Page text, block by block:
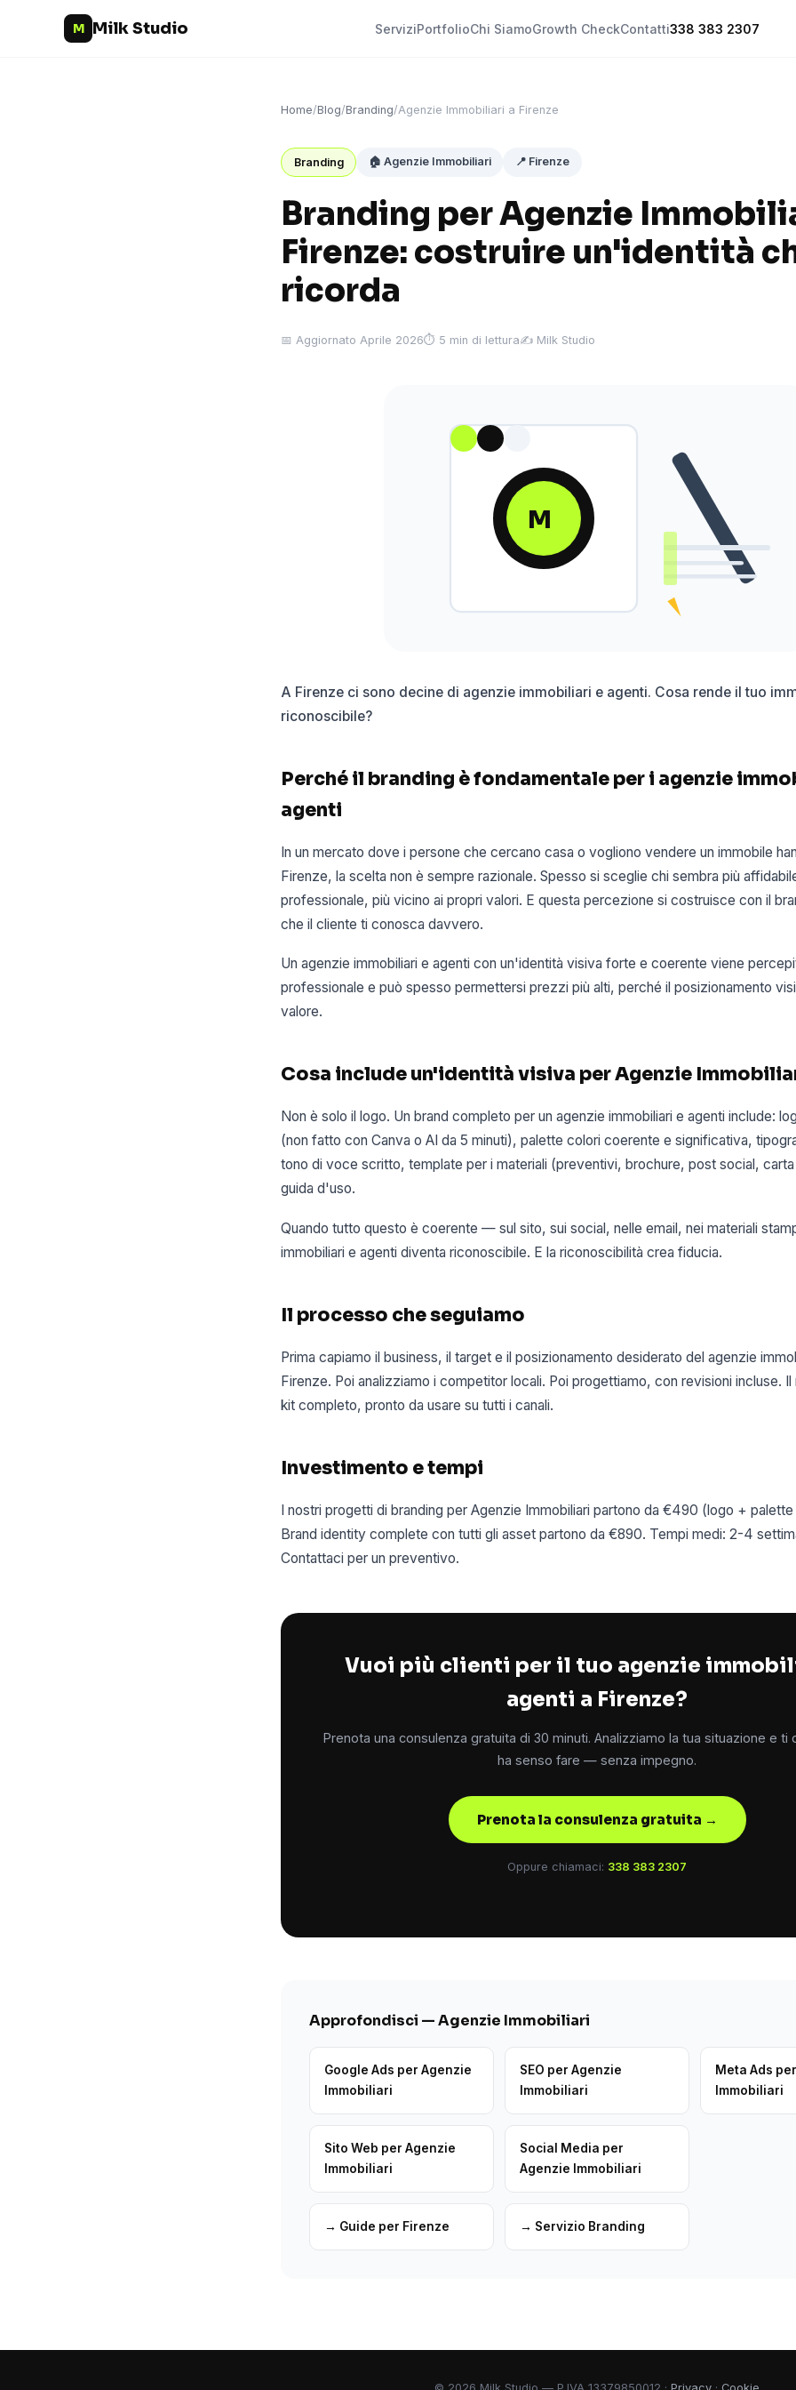
M Milk Studio ServiziPortfolioChi SiamoGrowth CheckContatti338 383 2307
Home/Blog/Branding/Agenzie Immobiliari a Firenze
Branding 🏠 Agenzie Immobiliari 📍 Firenze
Branding per Agenzie
Firenze: costruire un'identità
ricorda
📅 Aggiornato Aprile 2026⏱ 5 min di lettura✍️ Milk Studio
M
A Firenze ci sono decine di agenzie immobiliari e agenti. Cosa rende il tuo
riconoscibile?
Perché il branding è fondamentale per i agenzie
agenti
In un mercato dove i persone che cercano casa o vogliono vendere un immobile
Firenze, la scelta non è sempre razionale. Spesso si sceglie chi sembra più
professionale, più vicino ai propri valori. E questa percezione si costruisce con il
che il cliente ti conosca davvero.
Un agenzie immobiliari e agenti con un'identità visiva forte e coerente viene
professionale e può spesso permettersi prezzi più alti, perché il posizionamento
valore.
Cosa include un'identità visiva per Agenzie
Non è solo il logo. Un brand completo per un agenzie immobiliari e agenti include:
(non fatto con Canva o AI da 5 minuti), palette colori coerente e significativa,
tono di voce scritto, template per i materiali (preventivi, brochure, post social,
guida d'uso.
Quando tutto questo è coerente — sul sito, sui social, nelle email, nei materiali
immobiliari e agenti diventa riconoscibile. E la riconoscibilità crea fiducia.
Il processo che seguiamo
Prima capiamo il business, il target e il posizionamento desiderato del agenzie
Firenze. Poi analizziamo i competitor locali. Poi progettiamo, con revisioni incluse. Il
kit completo, pronto da usare su tutti i canali.
Investimento e tempi
I nostri progetti di branding per Agenzie Immobiliari partono da €490 (logo +
Brand identity complete con tutti gli asset partono da €890. Tempi medi: 2-4
Contattaci per un preventivo.
Vuoi più clienti per il tuo agenzie
agenti a Firenze?
Prenota una consulenza gratuita di 30 minuti. Analizziamo la tua situazione e ti
ha senso fare — senza impegno.
Prenota la consulenza gratuita →
Oppure chiamaci: 338 383 2307
Approfondisci — Agenzie Immobiliari
Google Ads per Agenzie
Immobiliari
SEO per Agenzie
Immobiliari
Meta Ads
Immobiliari
Sito Web per Agenzie
Immobiliari
Social Media per
Agenzie Immobiliari
→ Guide per Firenze → Servizio Branding